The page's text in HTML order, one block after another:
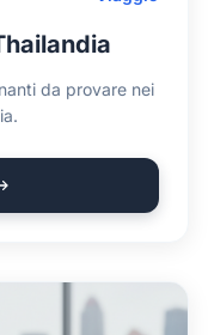
da provare nei